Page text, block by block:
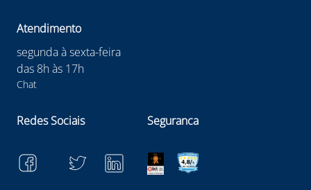
Atendimento
segunda à sexta-feira
das 8h às 17h
Chat
Redes Sociais Seguranca